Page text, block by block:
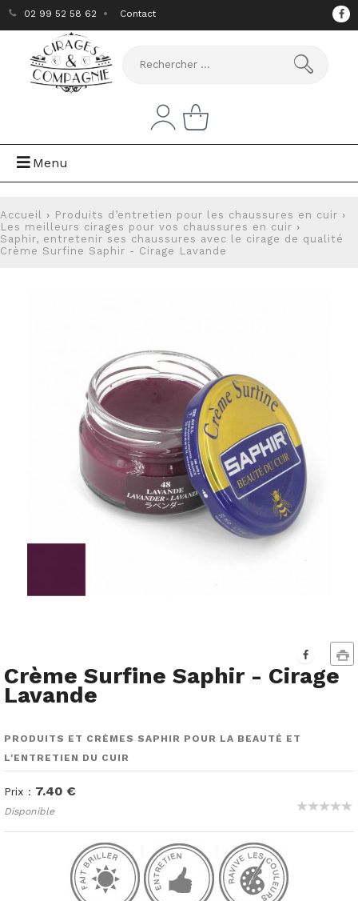
02 99 52 58 62 Contact
Menu
Accueil › Produits d’entretien pour les chaussures en cuir ›
Les meilleurs cirages pour vos chaussures en cuir ›
Saphir, entretenir ses chaussures avec le cirage de qualité
Crème Surfine Saphir - Cirage Lavande
Crème Surfine Saphir - Cirage
Lavande
PRODUITS ET CRÈMES SAPHIR POUR LA BEAUTÉ ET
L'ENTRETIEN DU CUIR
Prix : 7.40 €
Disponible